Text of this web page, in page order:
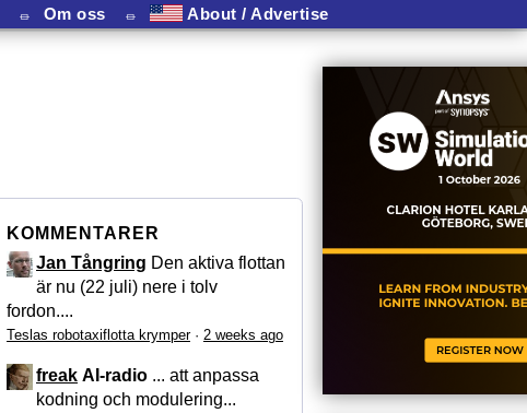
⏛ Om oss ⏛ About / Advertise
KOMMENTARER
Jan Tångring Den aktiva flottan
är nu (22 juli) nere i tolv
fordon....
Teslas robotaxiflotta krymper· 2 weeks ago
freak AI-radio ... att anpassa
kodning och modulering...